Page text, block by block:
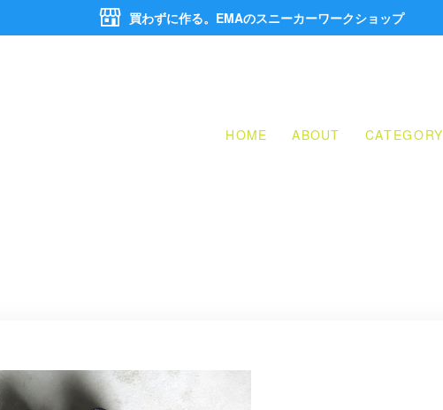
買わずに作る。EMAのスニーカーワークショップ
HOME ABOUT CATEGORY